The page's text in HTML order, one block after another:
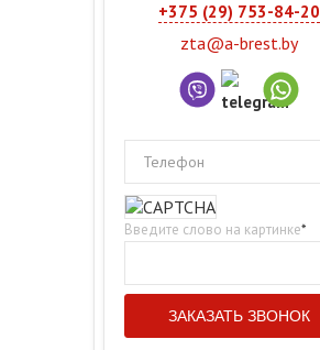
+375 (29) 753-84-20
zta@a-brest.by
Телефон
Введите слово на картинке*